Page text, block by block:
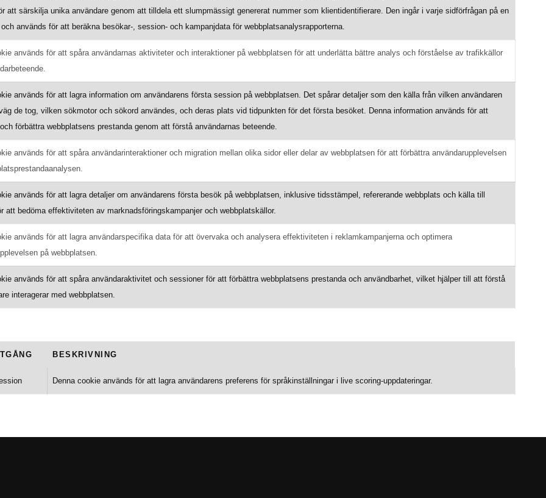
att särskilja unika användare genom att tilldela ett slumpmässigt genererat nummer som klientidentifierare. Den ingår i varje sidförfrågan på en
används för att beräkna besökar-, session- och kampanjdata för webbplatsanalysrapporterna.
används för att spåra användarnas aktiviteter och interaktioner på webbplatsen för att underlätta bättre analys och förståelse av trafikkällor
används för att lagra information om användarens första session på webbplatsen. Det spårar detaljer som den källa från vilken användaren
de tog, vilken sökmotor och sökord användes, och deras plats vid tidpunkten för det första besöket. Denna information används för att
förbättra webbplatsens prestanda genom att förstå användarnas beteende.
används för att spåra användarinteraktioner och migration mellan olika sidor eller delar av webbplatsen för att förbättra användarupplevelsen
används för att lagra detaljer om användarens första besök på webbplatsen, inklusive tidsstämpel, refererande webbplats och källa till
att bedöma effektiviteten av marknadsföringskampanjer och webbplatskällor.
används för att lagra användarspecifika data för att övervaka och analysera effektiviteten i reklamkampanjerna och optimera
på webbplatsen.
används för att spåra användaraktivitet och sessioner för att förbättra webbplatsens prestanda och användbarhet, vilket hjälper till att förstå
interagerar med webbplatsen.
BESKRIVNING
Denna cookie används för att lagra användarens preferens för språkinställningar i live scoring-uppdateringar.